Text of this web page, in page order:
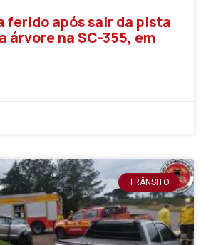
ferido após sair da pista
árvore na SC-355, em
TRÂNSITO